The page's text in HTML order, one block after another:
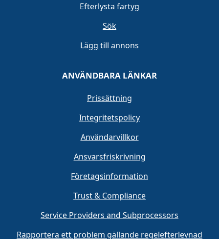
Efterlysta fartyg
Sök
Lägg till annons
ANVÄNDBARA LÄNKAR
Prissättning
Integritetspolicy
Användarvillkor
Ansvarsfriskrivning
Företagsinformation
Trust & Compliance
Service Providers and Subprocessors
Rapportera ett problem gällande regelefterlevnad